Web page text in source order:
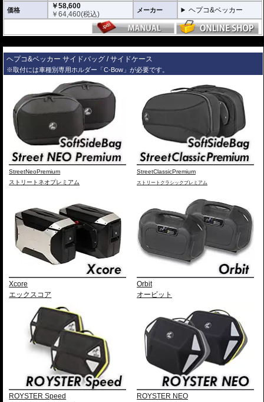
価格
￥58,600
￥64,460(税込) メーカー ヘプコ&ベッカー
ヘプコ&ベッカー サイドバッグ / サイドケース
※取付には車種別専用ホルダー「C-Bow」が必要です。
StreetNeoPremium
ストリートネオプレミアム
StreetClassicPremium
ストリートクラシックプレミアム
Xcore
エックスコア
Orbit
オービット
ROYSTER Speed
ROYSTER NEO